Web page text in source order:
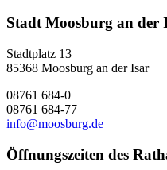
Stadt Moosburg an der
Stadtplatz 13
85368 Moosburg an der Isar
08761 684-0
08761 684-77
info@moosburg.de
Öffnungszeiten des